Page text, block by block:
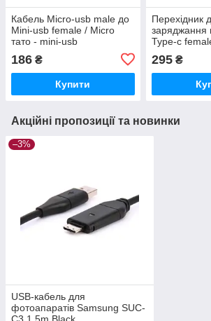
Кабель Micro-usb male до
Mini-usb female / Micro
тато - mini-usb
186 ₴
Купити
Перехідник
заряджання
Type-c
гніздо/
PD100W
295₴
Акційні пропозиції та новинки
–3%
USB-кабель для
фотоапаратів Samsung SUC-